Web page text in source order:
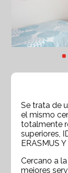
Se trata de
el mismo
totalmente
superiores,
ERASMUS
Cercano a
mejores